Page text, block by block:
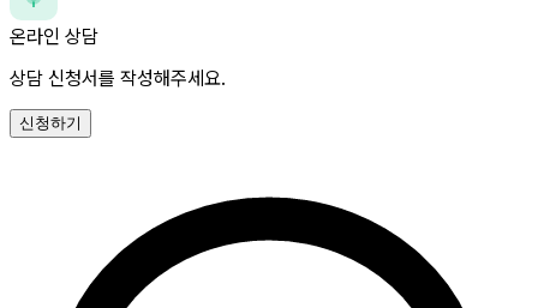
온라인 상담
상담 신청서를 작성해주세요.
신청하기